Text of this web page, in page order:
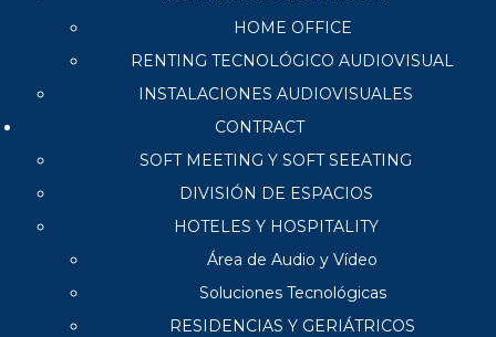
HOME OFFICE
RENTING TECNOLÓGICO AUDIOVISUAL
INSTALACIONES AUDIOVISUALES
CONTRACT
SOFT MEETING Y SOFT SEEATING
DIVISIÓN DE ESPACIOS
HOTELES Y HOSPITALITY
Área de Audio y Vídeo
Soluciones Tecnológicas
RESIDENCIAS Y GERIÁTRICOS